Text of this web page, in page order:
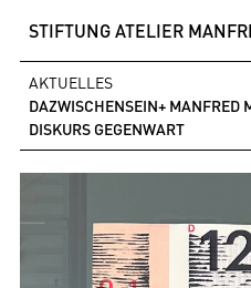
STIFTUNG ATELIER
AKTUELLES
DAZWISCHENSEIN+ MANFRED
DISKURS GEGENWART